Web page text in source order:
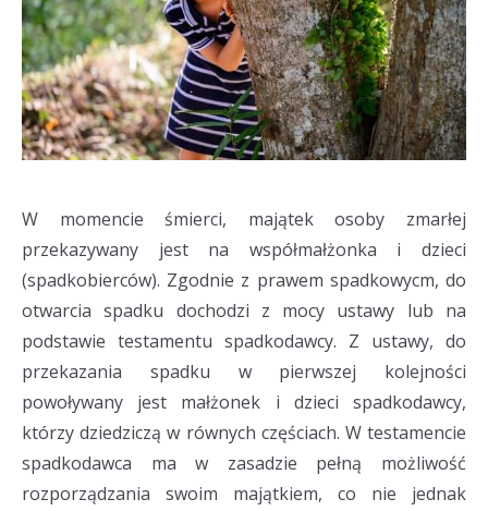
W momencie śmierci, majątek osoby zmarłej
przekazywany jest na współmałżonka i dzieci
(spadkobierców). Zgodnie z prawem spadkowycm, do
otwarcia spadku dochodzi z mocy ustawy lub na
podstawie testamentu spadkodawcy. Z ustawy, do
przekazania spadku w pierwszej kolejności
powoływany jest małżonek i dzieci spadkodawcy,
którzy dziedziczą w równych częściach. W testamencie
spadkodawca ma w zasadzie pełną możliwość
rozporządzania swoim majątkiem, co nie jednak